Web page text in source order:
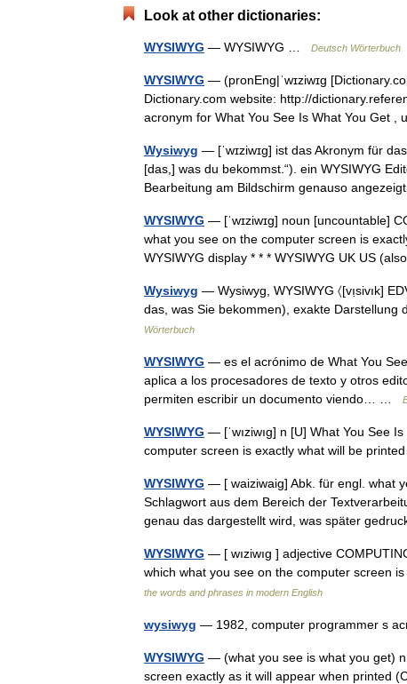
Look at other dictionaries:
WYSIWYG — WYSIWYG … Deutsch Wörterbuch
WYSIWYG — (pronEng|ˈwɪziwɪg
Dictionary.com website: http://
acronym for What You See Is What You Get
Wysiwyg — [ˈwɪziwɪg] ist das Akronym für
[das,] was du bekommst.“). ein WYSIWYG
Bearbeitung am Bildschirm genauso
WYSIWYG — [ˈwɪziwɪg] noun [uncountable]
what you see on the computer screen is
WYSIWYG display * * * WYSIWYG UK US
Wysiwyg — Wysiwyg, WYSIWYG 〈[vı̣sivık]
das, was Sie bekommen), exakte
Wörterbuch
WYSIWYG — es el acrónimo de What You
aplica a los procesadores de texto y otros
permiten escribir un documento viendo… …
WYSIWYG — [ˈwıziwıg] n [U] What You See
computer screen is exactly what will be
WYSIWYG — [ waiziwaig] Abk. für engl. what
Schlagwort aus dem Bereich der
genau das dargestellt wird, was später
WYSIWYG — [ wıziwıg ] adjective
which what you see on the computer screen
the words and phrases in modern English
wysiwyg — 1982, computer programmer s
WYSIWYG — (what you see is what you get)
screen exactly as it will appear when printed